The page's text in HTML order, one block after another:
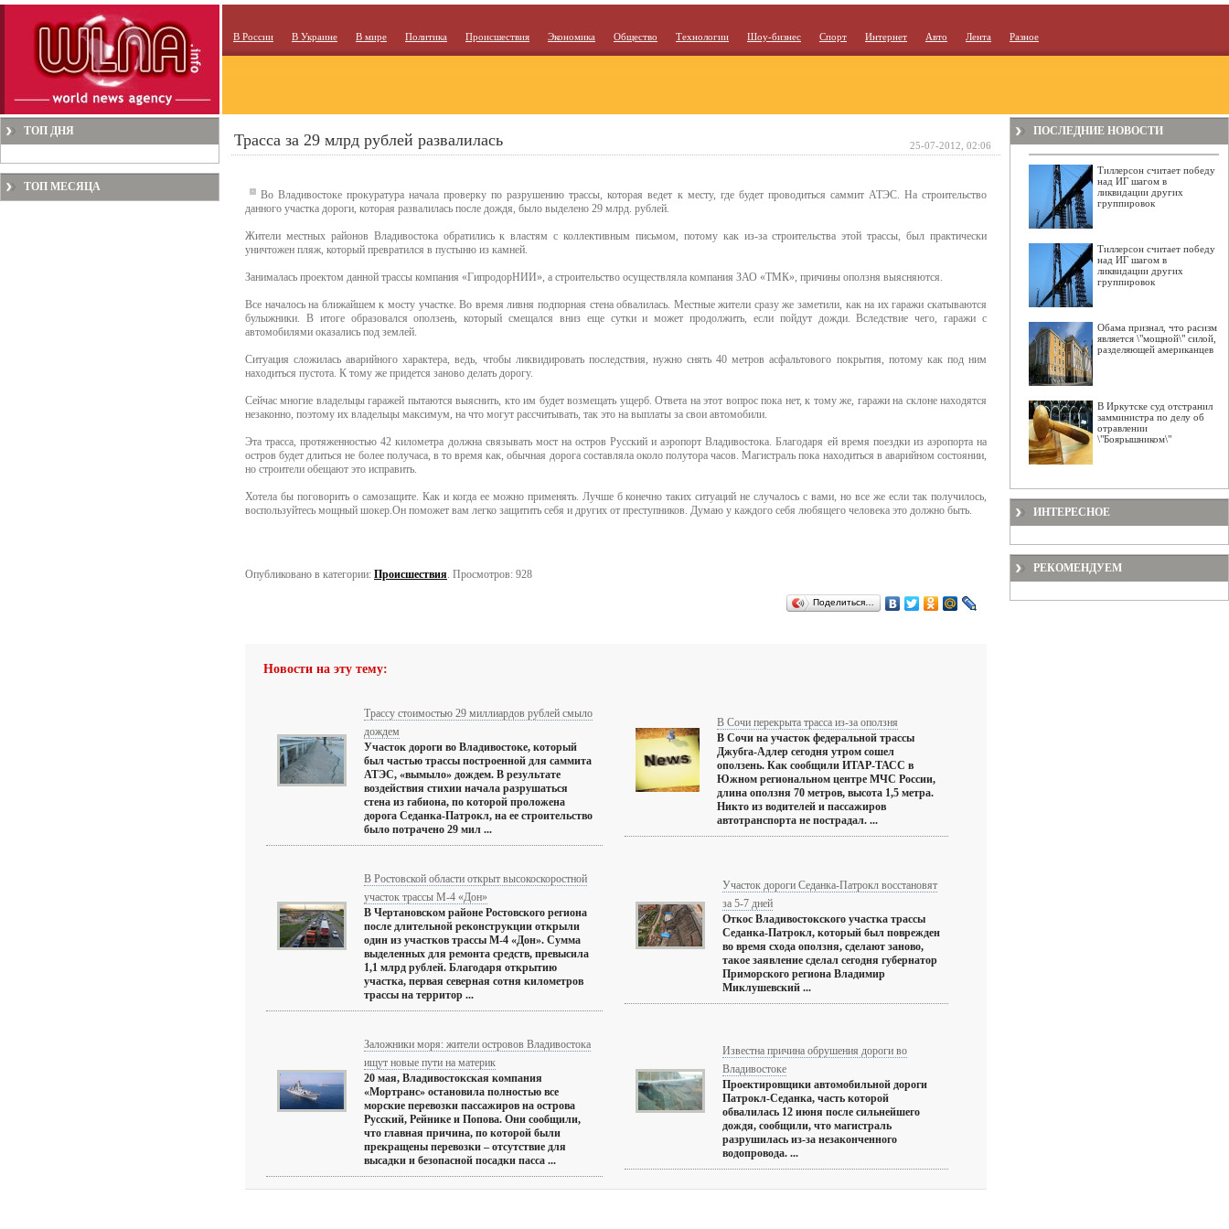
В России В Украине В мире Политика Происшествия Экономика Общество Технологии Шоу-бизнес Спорт Интернет Авто Лента Разное
ТОП ДНЯ
ТОП МЕСЯЦА
Трасса за 29 млрд рублей развалилась
Во Владивостоке прокуратура начала проверку по разрушению трассы, которая ведет к месту, где будет проводиться саммит АТЭС. На строительство
данного участка дороги, которая развалилась после дождя, было выделено 29 млрд. рублей.
Жители местных районов Владивостока обратились к властям с коллективным письмом, потому как из-за строительства этой трассы, был практически
уничтожен пляж, который превратился в пустыню из камней.
Занималась проектом данной трассы компания «ГипродорНИИ», а строительство осуществляла компания ЗАО «ТМК», причины оползня выясняются.
Все началось на ближайшем к мосту участке. Во время ливня подпорная стена обвалилась. Местные жители сразу же заметили, как на их гаражи скатываются
булыжники. В итоге образовался оползень, который смещался вниз еще сутки и может продолжить, если пойдут дожди. Вследствие чего, гаражи с
автомобилями оказались под землей.
Ситуация сложилась аварийного характера, ведь, чтобы ликвидировать последствия, нужно снять 40 метров асфальтового покрытия, потому как под ним
находиться пустота. К тому же придется заново делать дорогу.
Сейчас многие владельцы гаражей пытаются выяснить, кто им будет возмещать ущерб. Ответа на этот вопрос пока нет, к тому же, гаражи на склоне находятся
незаконно, поэтому их владельцы максимум, на что могут рассчитывать, так это на выплаты за свои автомобили.
Эта трасса, протяженностью 42 километра должна связывать мост на остров Русский и аэропорт Владивостока. Благодаря ей время поездки из аэропорта на
остров будет длиться не более получаса, в то время как, обычная дорога составляла около полутора часов. Магистраль пока находиться в аварийном состоянии,
но строители обещают это исправить.
Хотела бы поговорить о самозащите. Как и когда ее можно применять. Лучше б конечно таких ситуаций не случалось с вами, но все же если так получилось,
воспользуйтесь мощный шокер.Он поможет вам легко защитить себя и других от преступников. Думаю у каждого себя любящего человека это должно быть.
Опубликовано в категории: Происшествия. Просмотров: 928
Поделиться…
Новости на эту тему:
Трассу стоимостью 29 миллиардов рублей смыло
дождем
Участок дороги во Владивостоке, который
был частью трассы построенной для саммита
АТЭС, «вымыло» дождем. В результате
воздействия стихии начала разрушаться
стена из габиона, по которой проложена
дорога Седанка-Патрокл, на ее строительство
было потрачено 29 мил ...
В Сочи перекрыта трасса из-за оползня
В Сочи на участок федеральной трассы
Джубга-Адлер сегодня утром сошел
оползень. Как сообщили ИТАР-ТАСС в
Южном региональном центре МЧС России,
длина оползня 70 метров, высота 1,5 метра.
Никто из водителей и пассажиров
автотранспорта не пострадал. ...
В Ростовской области открыт высокоскоростной
участок трассы М-4 «Дон»
В Чертановском районе Ростовского региона
после длительной реконструкции открыли
один из участков трассы М-4 «Дон». Сумма
выделенных для ремонта средств, превысила
1,1 млрд рублей. Благодаря открытию
участка, первая северная сотня километров
трассы на территор ...
Участок дороги Седанка-Патрокл восстановят
за 5-7 дней
Откос Владивостокского участка трассы
Седанка-Патрокл, который был поврежден
во время схода оползня, сделают заново,
такое заявление сделал сегодня губернатор
Приморского региона Владимир
Миклушевский ...
Заложники моря: жители островов Владивостока
ищут новые пути на материк
20 мая, Владивостокская компания
«Мортранс» остановила полностью все
морские перевозки пассажиров на острова
Русский, Рейнике и Попова. Они сообщили,
что главная причина, по которой были
прекращены перевозки – отсутствие для
высадки и безопасной посадки пасса ...
Известна причина обрушения дороги во
Владивостоке
Проектировщики автомобильной дороги
Патрокл-Седанка, часть которой
обвалилась 12 июня после сильнейшего
дождя, сообщили, что магистраль
разрушилась из-за незаконченного
водопровода. ...
25-07-2012, 02:06
ПОСЛЕДНИЕ НОВОСТИ
Тиллерсон считает победу
над ИГ шагом в
ликвидации других
группировок
Тиллерсон считает победу
над ИГ шагом в
ликвидации других
группировок
Обама признал, что расизм
является \"мощной\" силой,
разделяющей американцев
В Иркутске суд отстранил
замминистра по делу об
отравлении
\"Боярышником\"
ИНТЕРЕСНОЕ
РЕКОМЕНДУЕМ